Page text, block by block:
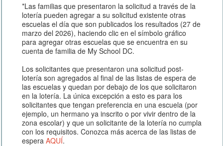
*Las familias que presentaron la solicitud a través de la
lotería pueden agregar a su solicitud existente otras
escuelas el día que son publicados los resultados (27 de
marzo del 2026), haciendo clic en el símbolo gráfico
para agregar otras escuelas que se encuentra en su
cuenta de familia de My School DC.
Los solicitantes que presentaron una solicitud post-
lotería son agregados al final de las listas de espera de
las escuelas y quedan por debajo de los que solicitaron
en la lotería. La única excepción a esto es para los
solicitantes que tengan preferencia en una escuela (por
ejemplo, un hermano ya inscrito o por vivir dentro de la
zona escolar) y que un solicitante de la lotería no cumpla
con los requisitos. Conozca más acerca de las listas de
espera AQUÍ.